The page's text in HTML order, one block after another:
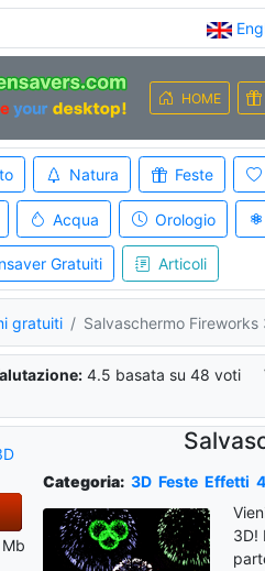
HOME
Natura Feste
Acqua Orologio
Gratuiti Articoli
gratuiti Salvaschermo Fireworks
4.5 basata su 48 voti
Categoria: 3D Feste Effetti
3D!